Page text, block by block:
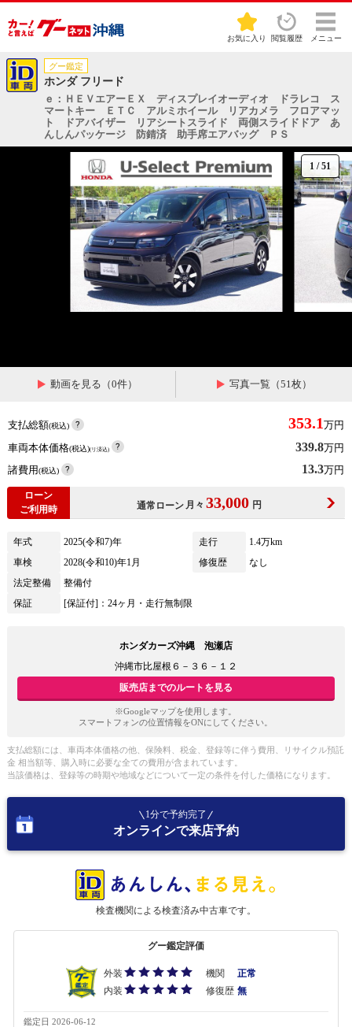
お気に入り 閲覧履歴 メニュー
グー鑑定
ホンダ フリード
ｅ：ＨＥＶエアーＥＸ ディスプレイオーディオ ドラレコ ス
マートキー ＥＴＣ アルミホイール リアカメラ フロアマッ
ト ドアバイザー リアシートスライド 両側スライドドア あ
んしんパッケージ 防錆済 助手席エアバッグ ＰＳ
1 /51
動画を見る（0件） 写真一覧（51枚）
支払総額(税込) 353.1 万円
車両本体価格(税込)(リ済込) 339.8万円
諸費用(税込) 13.3万円
ローン
ご利用時
通常ローン 月々 33,000 円
年式 2025(令和7)年 走行
1.4万km
車検
2028(令和10)年1月 修復歴
なし
法定整備
整備付
保証
[保証付]：24ヶ月・走行無制限
ホンダカーズ沖縄 泡瀬店
沖縄市比屋根６－３６－１２
販売店までのルートを見る
※Googleマップを使用します。
スマートフォンの位置情報をONにしてください。
支払総額には、車両本体価格の他、保険料、税金、登録等に伴う費用、リサイクル預託
金 相当額等、購入時に必要な全ての費用が含まれています。
当該価格は、登録等の時期や地域などについて一定の条件を付した価格になります。
1分で予約完了
オンラインで来店予約
検査機関による検査済み中古車です。
グー鑑定評価
外装 機関
正常
内装
修復歴 無
鑑定日 2026-06-12